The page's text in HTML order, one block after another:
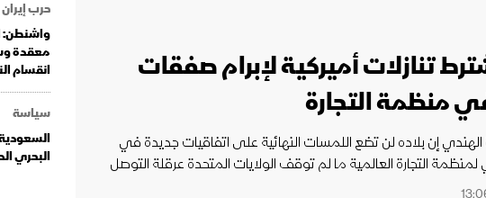
تنازلات أميركية لإبرام صفقات
منظمة التجارة
الهندي إن بلاده لن تضع اللمسات النهائية على اتفاقيات جديدة في
لمنظمة التجارة العالمية ما لم توقف الولايات المتحدة عرقلة التوصل
تسوية النزاعات.
حرب إيران
واشنطن:
معقدة
انقسام
سياسة
البحري